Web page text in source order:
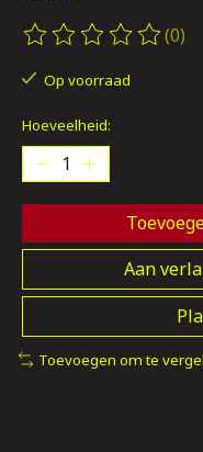
De beoordeling van
(0)
Op voorraad
Hoeveelheid:
Aan
Toevoegen om te